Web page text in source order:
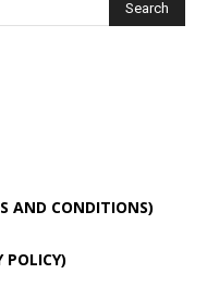
Search
AND CONDITIONS)